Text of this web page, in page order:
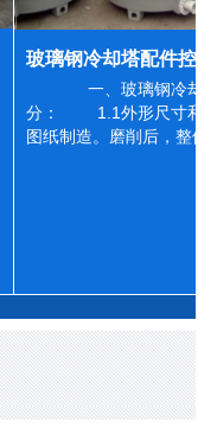
一、玻璃钢冷
分： 1.1外形尺寸和
图纸制造。磨削后，